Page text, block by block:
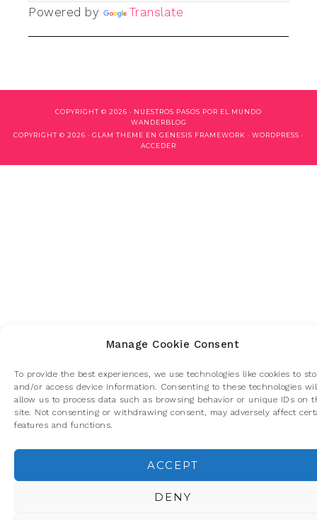
Manage Cookie Consent
To provide the best experiences, we use technologies like cookies to
and/or access device information. Consenting to these technologies
allow us to process data such as browsing behavior or unique IDs on
site. Not consenting or withdrawing consent, may adversely affect
features and functions.
ACCEPT
DENY
Powered by Translate
COPYRIGHT © 2026 · NUESTROS PASOS POR EL MUNDO
WANDERBLOG
COPYRIGHT © 2026 · GLAM THEME EN GENESIS FRAMEWORK · WORDPRESS ·
ACCEDER